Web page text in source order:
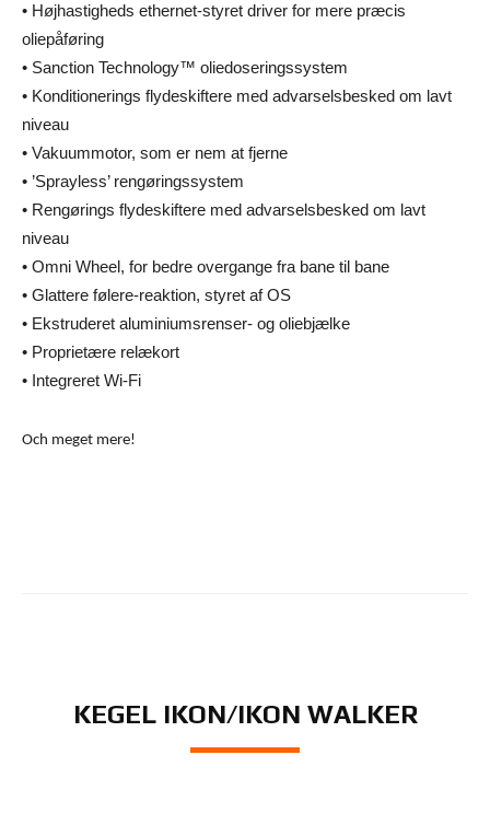
• Højhastigheds ethernet-styret driver for mere præcis
oliepåføring
• Sanction Technology™ oliedoseringssystem
• Konditionerings flydeskiftere med advarselsbesked om lavt
niveau
• Vakuummotor, som er nem at fjerne
• ’Sprayless’ rengøringssystem
• Rengørings flydeskiftere med advarselsbesked om lavt
niveau
• Omni Wheel, for bedre overgange fra bane til bane
• Glattere følere-reaktion, styret af OS
• Ekstruderet aluminiumsrenser- og oliebjælke
• Proprietære relækort
• Integreret Wi-Fi
Och meget mere!
KEGEL IKON/IKON WALKER